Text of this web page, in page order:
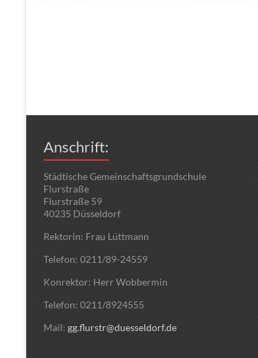
Anschrift:
Städtische Gemeinschaftsgrundschule
Flurstraße
Flurstraße 59
40235 Düsseldorf
Rektorin: Frau Lüttmann
Telefon: 0211/89-24559
Konrektor: Herr Wobbermin
Telefon: 0211/8924555
Mail: gg.flurstr@duesseldorf.de